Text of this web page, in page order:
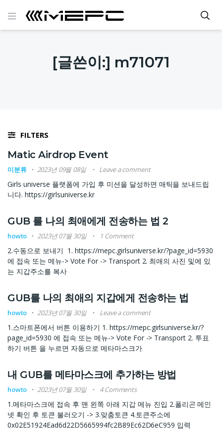
[글쓴이:] m71071
FILTERS
Matic Airdrop Event
미분류 2023년 09월 08일 Leave a comment
Girls universe 플랫폼에 가입 후 미션을 달성하면 매틱을 보내드립
니다. https://girlsuniverse.kr
GUB 를 나의 최애에게 전송하는 법 2
howto 2023년 07월 30일 1 Comment
2.수동으로 보내기 1. https://mepc.girlsuniverse.kr/?page_id=5930
에 접속 또는 메뉴-> Vote For -> Transport 2. 최애의 사진 및에 있
는 지갑주소를 복사
GUB를 나의 최애의 지갑에게 전송하는 법
howto 2023년 07월 30일 Leave a comment
1.스마트폰에서 버튼 이용하기 1. https://mepc.girlsuniverse.kr/?
page_id=5930 에 접속 또는 메뉴-> Vote For -> Transport 2. 투표
하기 버튼 을 누르면 자동으로 메타마스크가
내 GUB를 메타마스크에 추가하는 방법
howto 2023년 07월 30일 4 Comments
1.메타마스크에 접속 후 맨 왼쪽 아래 지갑 메뉴 진입 2.폴리곤 메인
넷 확인 후 토큰 불러오기 -> 3.맞춤토큰 4.토큰주소에
0x02E51924Ead6d22D5665994fc2B89Ec62D6eC959 입력